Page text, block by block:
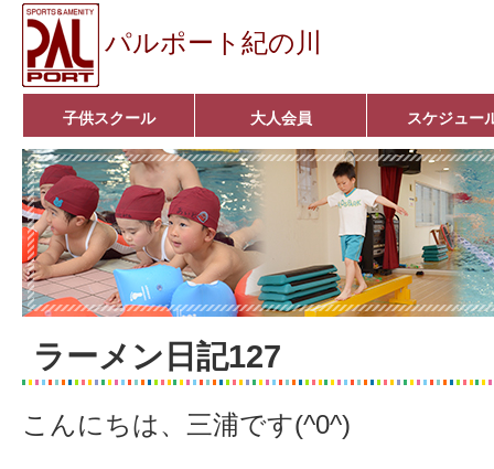
パルポート紀の川
子供スクール
ベビーコース
幼児コース
小学生コース
育成コース
選手コース
キッズパーク(体操教室)
子どもダンス教室
■入会案内■
大人会員
アクア悠々クラブ
いきいきコース
■入会案内■
スケジュー
ラーメン日記127
こんにちは、三浦です(^0^)